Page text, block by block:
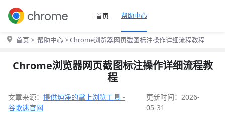
首页 帮助中心
首页 > 帮助中心> Chrome浏览器网页截图标注操作详细流程教程
Chrome浏览器网页截图标注操作详细流程教
程
文章来源： 提供纯净的掌上浏览工具 -
谷歌迷官网
更新时间：2026-
05-31